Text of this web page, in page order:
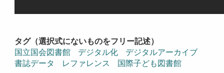
タグ（選択式にないものをフリー記述）
国立国会図書館
デジタル化
デジタルアーカイブ
書誌データ
レファレンス 国際子ども図書館